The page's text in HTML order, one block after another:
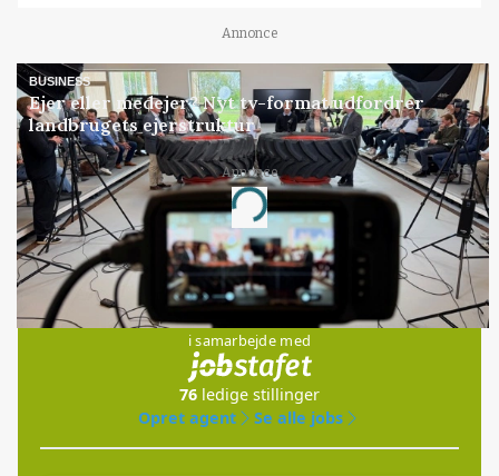
Annonce
BUSINESS
Ejer eller medejer? Nyt tv-format udfordrer
landbrugets ejerstruktur
Annonce
Loading...
Jobs
i samarbejde med
76 ledige stillinger
Opret agent
Se alle jobs